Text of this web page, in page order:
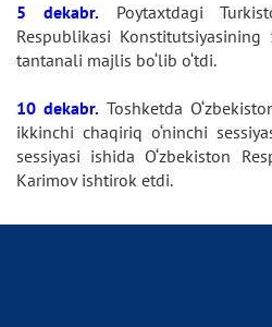
5 dekabr.Poytaxtdagi
Respublikasi
tantanali majlis bo‘lib o‘tdi.
10 dekabr. Toshketda
ikkinchi chaqiriq o‘ninchi
sessiyasi ishida O‘zbekiston
Karimov ishtirok etdi.